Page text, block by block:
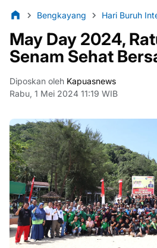
Bengkayang Hari Buruh
May Day 2024,
Senam Sehat
Diposkan oleh Kapuasnews
Rabu, 1 Mei 2024 11:19 WIB